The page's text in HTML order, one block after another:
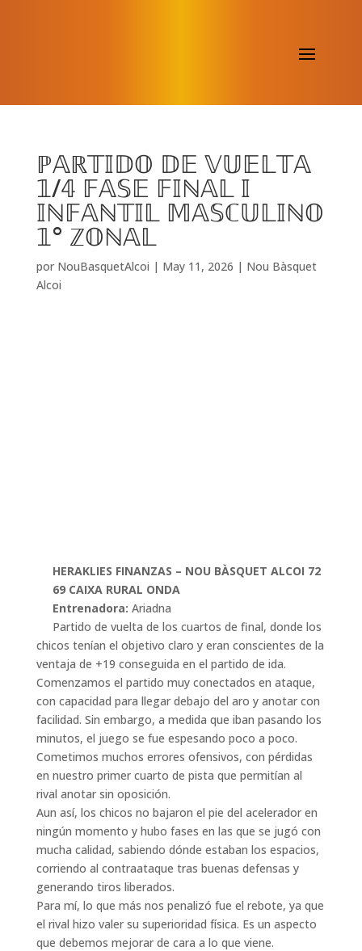
ℙ𝔸ℝ𝕋𝕀𝔻𝕆 𝔻𝔼 𝕍𝕌𝔼𝕃𝕋𝔸
𝟙/𝟜 𝔽𝔸𝕊𝔼 𝔽𝕀ℕ𝔸𝕃 𝕀
𝕀ℕ𝔽𝔸ℕ𝕋𝕀𝕃 𝕄𝔸𝕊ℂ𝕌𝕃𝕀ℕ𝕆
𝟙° ℤ𝕆ℕ𝔸𝕃
por NouBasquetAlcoi | May 11, 2026 | Nou Bàsquet
Alcoi
HERAKLIES FINANZAS – NOU BÀSQUET ALCOI 72
69 CAIXA RURAL ONDA
Entrenadora: Ariadna
Partido de vuelta de los cuartos de final, donde los
chicos tenían el objetivo claro y eran conscientes de la
ventaja de +19 conseguida en el partido de ida.
Comenzamos el partido muy conectados en ataque,
con capacidad para llegar debajo del aro y anotar con
facilidad. Sin embargo, a medida que iban pasando los
minutos, el juego se fue espesando poco a poco.
Cometimos muchos errores ofensivos, con pérdidas
en nuestro primer cuarto de pista que permitían al
rival anotar sin oposición.
Aun así, los chicos no bajaron el pie del acelerador en
ningún momento y hubo fases en las que se jugó con
mucha calidad, sabiendo dónde estaban los espacios,
corriendo al contraataque tras buenas defensas y
generando tiros liberados.
Para mí, lo que más nos penalizó fue el rebote, ya que
el rival hizo valer su superioridad física. Es un aspecto
que debemos mejorar de cara a lo que viene.